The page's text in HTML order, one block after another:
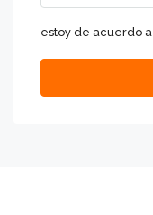
estoy de acuerdo a